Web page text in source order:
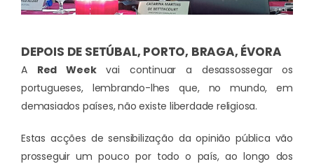
DEPOIS DE SETÚBAL, PORTO, BRAGA, ÉVORA
A Red Weekvai continuar a desassossegar os
portugueses, lembrando-lhes que, no mundo, em
demasiados países, não existe liberdade religiosa.
Estas acções de sensibilização da opinião pública vão
prosseguir um pouco por todo o país, ao longo dos